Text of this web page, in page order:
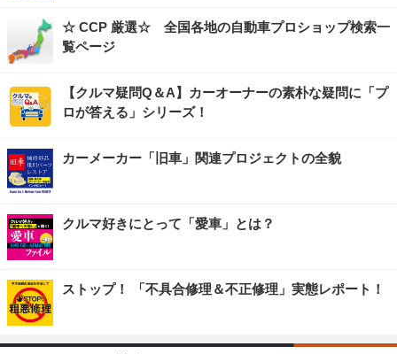
☆ CCP 厳選☆ 全国各地の自動車プロショップ検索一
覧ページ
【クルマ疑問Q＆A】カーオーナーの素朴な疑問に「プ
ロが答える」シリーズ！
カーメーカー「旧車」関連プロジェクトの全貌
クルマ好きにとって「愛車」とは？
ストップ！ 「不具合修理＆不正修理」実態レポート！